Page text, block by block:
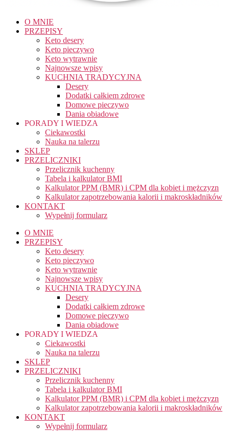
O MNIE
PRZEPISY
Keto desery
Keto pieczywo
Keto wytrawnie
Najnowsze wpisy
KUCHNIA TRADYCYJNA
Desery
Dodatki całkiem zdrowe
Domowe pieczywo
Dania obiadowe
PORADY I WIEDZA
Ciekawostki
Nauka na talerzu
SKLEP
PRZELICZNIKI
Przelicznik kuchenny
Tabela i kalkulator BMI
Kalkulator PPM (BMR) i CPM dla kobiet i mężczyzn
Kalkulator zapotrzebowania kalorii i makroskładników
KONTAKT
Wypełnij formularz
O MNIE
PRZEPISY
Keto desery
Keto pieczywo
Keto wytrawnie
Najnowsze wpisy
KUCHNIA TRADYCYJNA
Desery
Dodatki całkiem zdrowe
Domowe pieczywo
Dania obiadowe
PORADY I WIEDZA
Ciekawostki
Nauka na talerzu
SKLEP
PRZELICZNIKI
Przelicznik kuchenny
Tabela i kalkulator BMI
Kalkulator PPM (BMR) i CPM dla kobiet i mężczyzn
Kalkulator zapotrzebowania kalorii i makroskładników
KONTAKT
Wypełnij formularz